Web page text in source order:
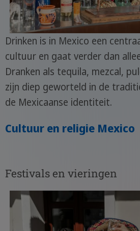
Drinken is in Mexico een
cultuur en gaat verder dan
Dranken als tequila, mezcal,
zijn diep geworteld in de
de Mexicaanse identiteit.
Cultuur en religie Mexico
Festivals en vieringen